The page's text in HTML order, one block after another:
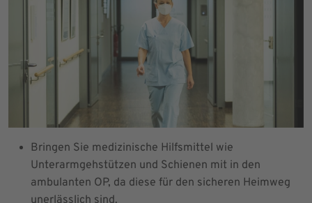
Bringen Sie medizinische Hilfsmittel wie
Unterarmgehstützen und Schienen mit in den
ambulanten OP, da diese für den sicheren Heimweg
unerlässlich sind.